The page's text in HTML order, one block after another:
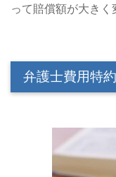
って賠償額が大きく
弁護士費用特